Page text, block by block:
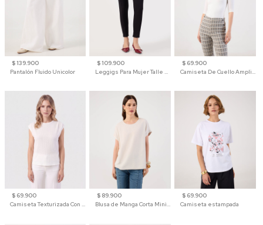
$ 139.900
Pantalón Fluido Unicolor
$ 109.900
Leggigs Para Mujer Talle Alto Liso
$ 69.900
Camiseta De Cuello Amplio Y Manga 3/4 Para Mujer
$ 69.900
Camiseta Texturizada Con Hombro Caído Para Mujer
$ 89.900
Blusa de Manga Corta Minimalista para Mujer
$ 69.900
Camiseta estampada